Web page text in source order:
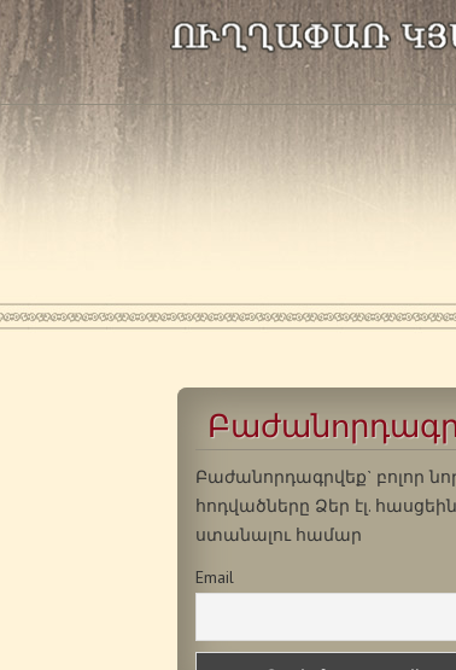
Բաժանորդագրվեք` բոլոր
հոդվածները Ձեր էլ. հասցեին
ստանալու համար
Email